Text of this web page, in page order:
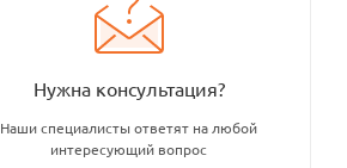
Нужна консультация?
Наши специалисты ответят на любой
интересующий вопрос